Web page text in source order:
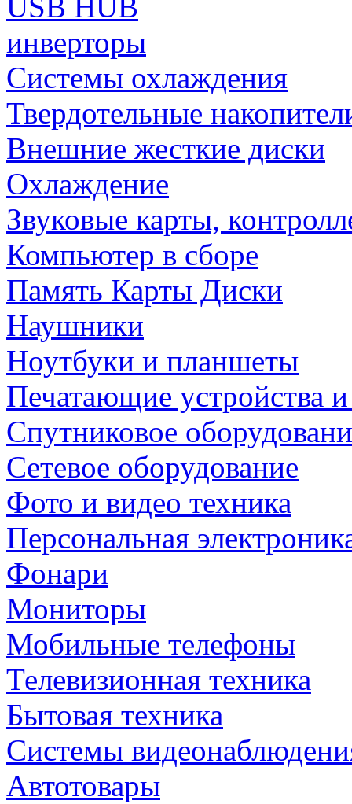
USB HUB
инверторы
Системы охлаждения
Твердотельные
Внешние жесткие диски
Охлаждение
Звуковые карты,
Компьютер в сборе
Память Карты Диски
Наушники
Ноутбуки и планшеты
Печатающие устройства
Спутниковое
Сетевое оборудование
Фото и видео техника
Персональная
Фонари
Мониторы
Мобильные телефоны
Телевизионная техника
Бытовая техника
Cистемы
Автотовары